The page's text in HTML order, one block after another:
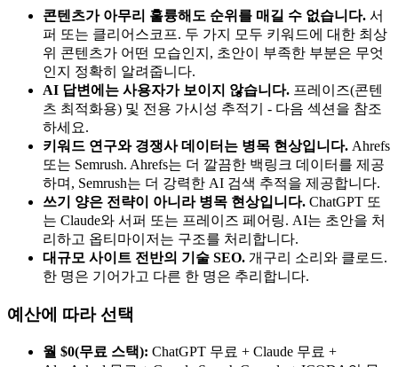
콘텐츠가 아무리 훌륭해도 순위를 매길 수 없습니다. 서
퍼 또는 클리어스코프. 두 가지 모두 키워드에 대한 최상
위 콘텐츠가 어떤 모습인지, 초안이 부족한 부분은 무엇
인지 정확히 알려줍니다.
AI 답변에는 사용자가 보이지 않습니다. 프레이즈(콘텐
츠 최적화용) 및 전용 가시성 추적기 - 다음 섹션을 참조
하세요.
키워드 연구와 경쟁사 데이터는 병목 현상입니다. Ahrefs
또는 Semrush. Ahrefs는 더 깔끔한 백링크 데이터를 제공
하며, Semrush는 더 강력한 AI 검색 추적을 제공합니다.
쓰기 양은 전략이 아니라 병목 현상입니다. ChatGPT 또
는 Claude와 서퍼 또는 프레이즈 페어링. AI는 초안을 처
리하고 옵티마이저는 구조를 처리합니다.
대규모 사이트 전반의 기술 SEO. 개구리 소리와 클로드.
한 명은 기어가고 다른 한 명은 추리합니다.
예산에 따라 선택
월 $0(무료 스택): ChatGPT 무료 + Claude 무료 +